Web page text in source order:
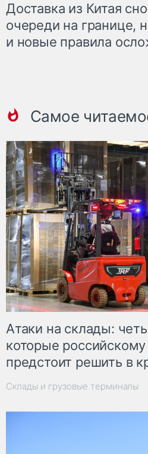
Доставка из Китая
очереди на границе,
и новые правила
Самое
Атаки на склады:
которые
предстоит решить в
Склады и грузовые терминалы